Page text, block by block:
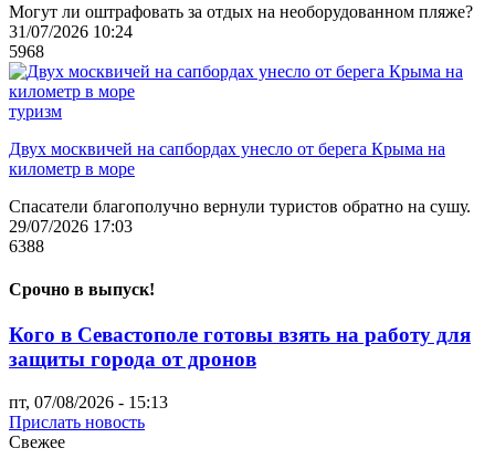
Могут ли оштрафовать за отдых на необорудованном пляже?
31/07/2026 10:24
5968
туризм
Двух москвичей на сапбордах унесло от берега Крыма на
километр в море
Спасатели благополучно вернули туристов обратно на сушу.
29/07/2026 17:03
6388
Срочно в выпуск!
Кого в Севастополе готовы взять на работу для
защиты города от дронов
пт, 07/08/2026 - 15:13
Прислать новость
Свежее